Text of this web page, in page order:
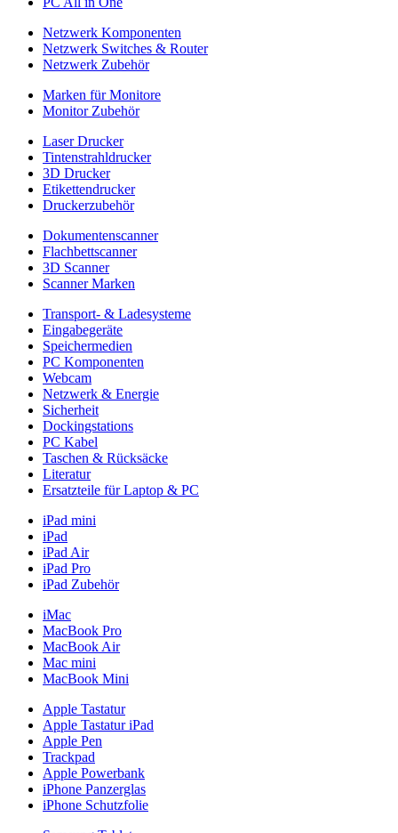
Netzwerk Komponenten
Netzwerk Switches & Router
Netzwerk Zubehör
Marken für Monitore
Monitor Zubehör
Laser Drucker
Tintenstrahldrucker
3D Drucker
Etikettendrucker
Druckerzubehör
Dokumentenscanner
Flachbettscanner
3D Scanner
Scanner Marken
Transport- & Ladesysteme
Eingabegeräte
Speichermedien
PC Komponenten
Webcam
Netzwerk & Energie
Sicherheit
Dockingstations
PC Kabel
Taschen & Rücksäcke
Literatur
Ersatzteile für Laptop & PC
iPad mini
iPad
iPad Air
iPad Pro
iPad Zubehör
iMac
MacBook Pro
MacBook Air
Mac mini
MacBook Mini
Apple Tastatur
Apple Tastatur iPad
Apple Pen
Trackpad
Apple Powerbank
iPhone Panzerglas
iPhone Schutzfolie